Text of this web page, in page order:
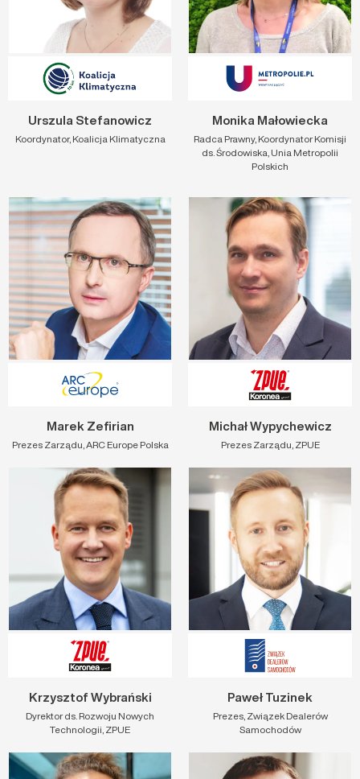
Urszula Stefanowicz
Koordynator, Koalicja Klimatyczna
Monika Małowiecka
Radca Prawny, Koordynator Komisji
ds. Środowiska, Unia Metropolii
Polskich
Marek Zefirian
Prezes Zarządu, ARC Europe Polska
Michał Wypychewicz
Prezes Zarządu, ZPUE
Krzysztof Wybrański
Dyrektor ds. Rozwoju Nowych
Technologii, ZPUE
Paweł Tuzinek
Prezes, Związek Dealerów
Samochodów